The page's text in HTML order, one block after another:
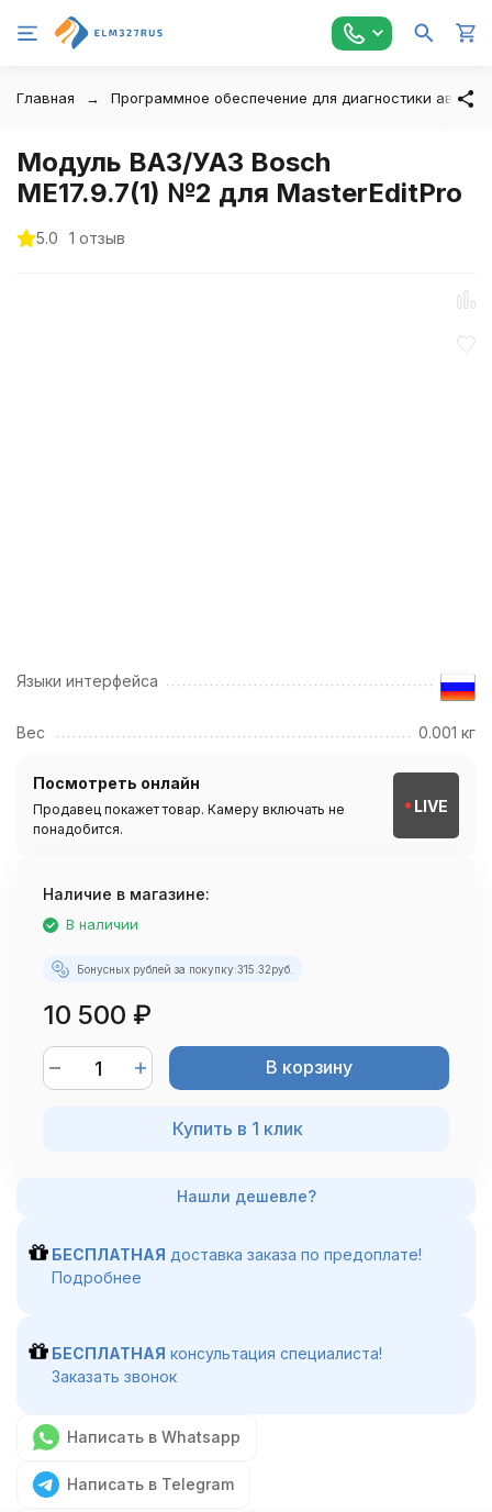
Главная Программное обеспечение для диагностики
Модуль ВАЗ/УАЗ Bosch
ME17.9.7(1) №2 для MasterEditPro
5.0 1 отзыв
Языки интерфейса
Вес 0.001 кг
Посмотреть онлайн
Продавец покажет товар. Камеру включать не
понадобится.
LIVE
Наличие в магазине:
В наличии
Бонусных рублей за покупку:315.32руб.
10 500 ₽
В корзину
Купить в 1 клик
БЕСПЛАТНАЯ доставка заказа по предоплате!
Подробнее
БЕСПЛАТНАЯ консультация специалиста!
Заказать звонок
Написать в Whatsapp
Написать в Telegram